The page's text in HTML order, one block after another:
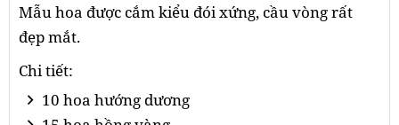
Mẫu hoa được cắm kiểu đói xứng, cầu vòng rất
đẹp mắt.
Chi tiết:
10 hoa hướng dương